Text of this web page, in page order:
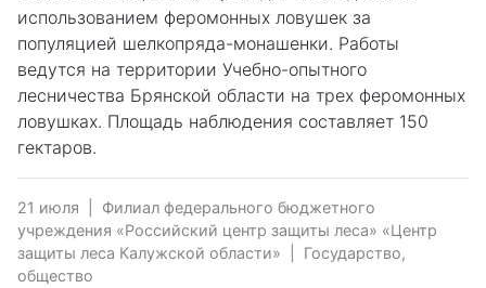
использованием феромонных ловушек за
популяцией шелкопряда-монашенки. Работы
ведутся на территории Учебно-опытного
лесничества Брянской области на трех феромонных
ловушках. Площадь наблюдения составляет 150
гектаров.
21 июля
Филиал федерального бюджетного
учреждения «Российский центр защиты леса» «Центр
защиты леса Калужской области»
Государство,
общество